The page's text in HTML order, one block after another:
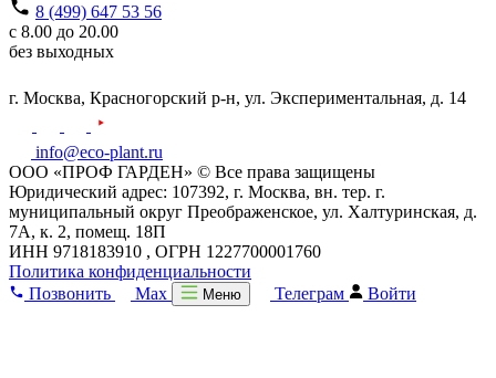
8 (499) 647 53 56
с 8.00 до 20.00
без выходных
г. Москва, Красногорский р-н, ул. Экспериментальная, д. 14
info@eco-plant.ru
ООО «ПРОФ ГАРДЕН» © Все права защищены
Юридический адрес: 107392, г. Москва, вн. тер. г.
муниципальный округ Преображенское, ул. Халтуринская, д.
7А, к. 2, помещ. 18П
ИНН 9718183910 , ОГРН 1227700001760
Политика конфиденциальности
Позвонить
Max Меню Телеграм Войти